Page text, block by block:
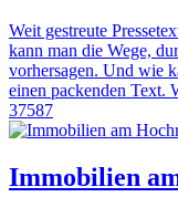
Weit gestreute
kann man die Wege,
vorhersagen. Und wie
einen packenden Text.
37587
Immobilien